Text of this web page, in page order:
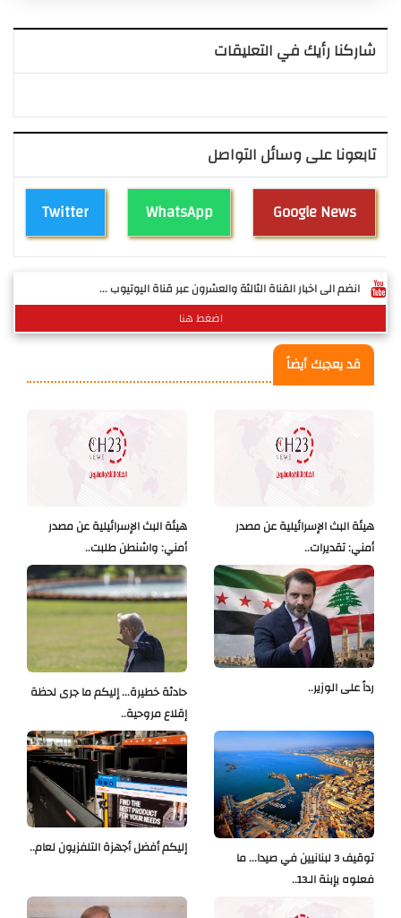
شاركنا رأيك في التعليقات
تابعونا على وسائل التواصل
Twitter WhatsApp Google News
انضم الى اخبار القناة الثالثة والعشرون عبر قناة اليوتيوب ...
اضغط هنا
قد يعجبك أيضاً
هيئة البث الإسرائيلية عن مصدر
أمني: واشنطن طلبت..
هيئة البث الإسرائيلية عن مصدر
أمني: تقديرات..
حادثة خطيرة... إليكم ما جرى لحظة
إقلاع مروحية..
رداً على الوزير..
إليكم أفضل أجهزة التلفزيون لعام..
توقيف 3 لبنانيين في صيدا... ما
فعلوه بإبنة الـ13..